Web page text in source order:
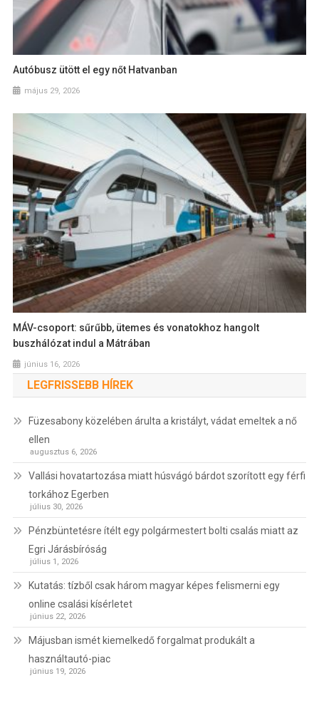
Autóbusz ütött el egy nőt Hatvanban
május 29, 2026
MÁV-csoport: sűrűbb, ütemes és vonatokhoz hangolt
buszhálózat indul a Mátrában
június 16, 2026
LEGFRISSEBB HÍREK
Füzesabony közelében árulta a kristályt, vádat emeltek a nő
ellen
augusztus 6, 2026
Vallási hovatartozása miatt húsvágó bárdot szorított egy férfi
torkához Egerben
július 30, 2026
Pénzbüntetésre ítélt egy polgármestert bolti csalás miatt az
Egri Járásbíróság
július 1, 2026
Kutatás: tízből csak három magyar képes felismerni egy
online csalási kísérletet
június 22, 2026
Májusban ismét kiemelkedő forgalmat produkált a
használtautó-piac
június 19, 2026